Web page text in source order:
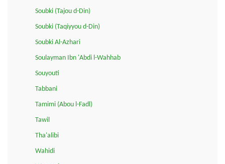
Soubki (Tajou d-Din)
Soubki (Taqiyyou d-Din)
Soubki Al-Azhari
Soulayman Ibn 'Abdi l-Wahhab
Souyouti
Tabbani
Tamimi (Abou l-Fadl)
Tawil
Tha'alibi
Wahidi